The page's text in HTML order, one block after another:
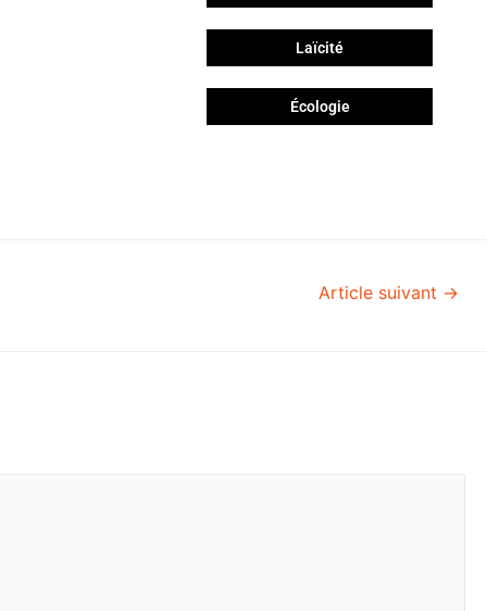
Laïcité
Écologie
Article suivant →